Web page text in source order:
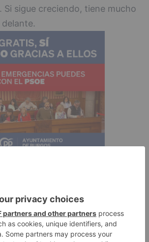
Si sigue creciendo, tiene mucho
Epifanio y le hizo pedir
a los suyos. Buen rapapolvo
la jugada que acabó en triple